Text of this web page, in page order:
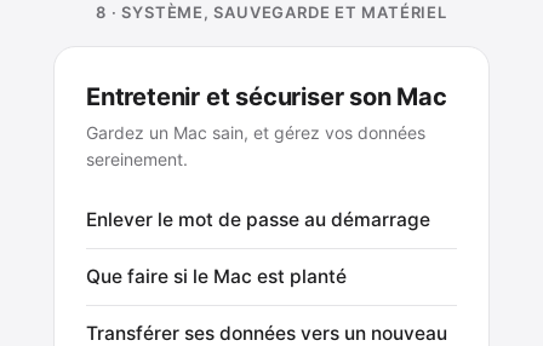
8 · SYSTÈME, SAUVEGARDE ET MATÉRIEL
Entretenir et sécuriser son Mac
Gardez un Mac sain, et gérez vos données
sereinement.
Enlever le mot de passe au démarrage
Que faire si le Mac est planté
Transférer ses données vers un nouveau